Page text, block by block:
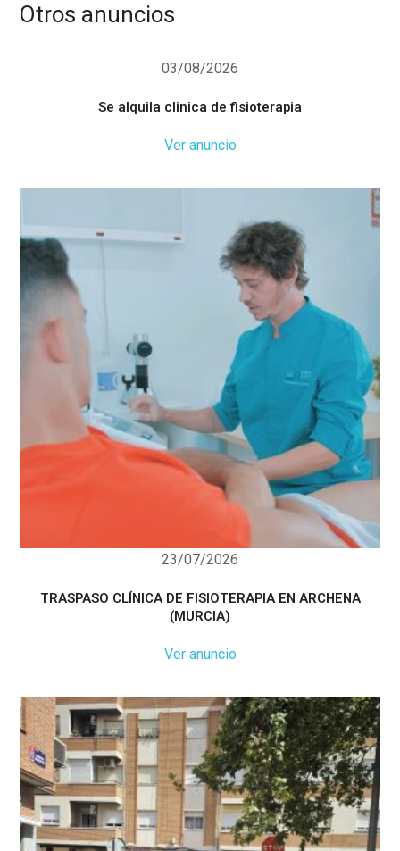
Otros anuncios
03/08/2026
Se alquila clinica de fisioterapia
Ver anuncio
23/07/2026
TRASPASO CLÍNICA DE FISIOTERAPIA EN ARCHENA
(MURCIA)
Ver anuncio